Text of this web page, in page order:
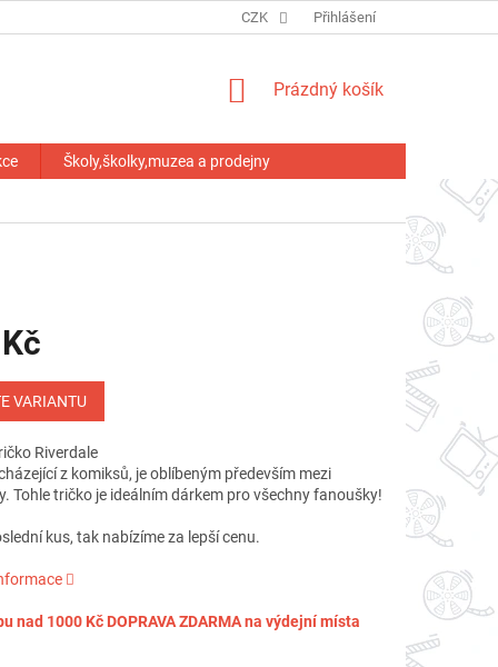
CZK Přihlášení
NÁKUPNÍ
Prázdný košík
Školy,školky,muzea a prodejny
VARIANTU
Riverdale
z komiksů, je oblíbeným především mezi
Tohle tričko je ideálním dárkem pro všechny fanoušky!
kus, tak nabízíme za lepší cenu.
nad 1000 Kč DOPRAVA ZDARMA na výdejní místa